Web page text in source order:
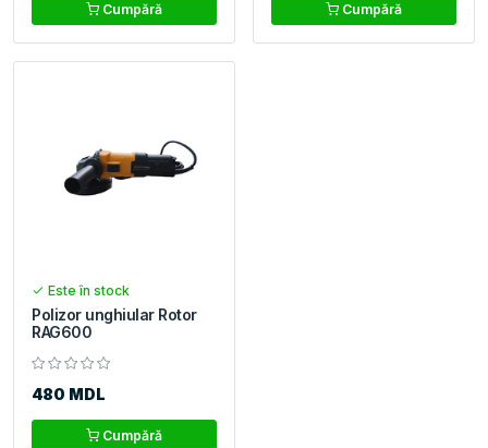
Cumpără Cumpără
Este în stock
Polizor unghiular Rotor
RAG600
480 MDL
Cumpără